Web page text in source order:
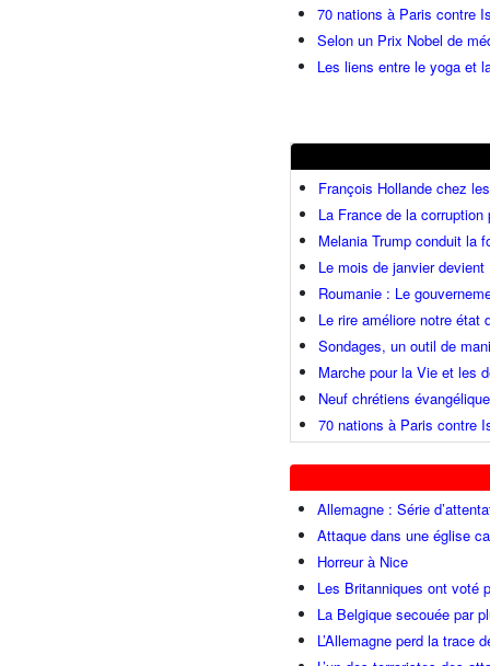
70 nations à Paris contre
Selon un Prix Nobel de
Les liens entre le yoga et
François Hollande chez
La France de la
Melania Trump conduit la
Le mois de janvier
Roumanie : Le
Le rire améliore notre état
Sondages, un outil de
Marche pour la Vie et les
Neuf chrétiens
70 nations à Paris contre
Allemagne : Série
Attaque dans une église
Horreur à Nice
Les Britanniques ont voté
La Belgique secouée par
L’Allemagne perd la trace